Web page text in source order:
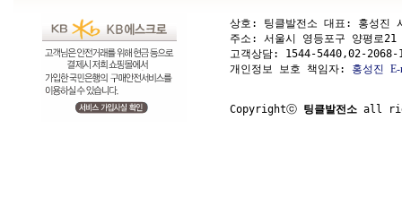
상호: 팅클발전소 대표: 홍성
주소: 서울시 영등포구 양평
고객상담: 1544-5440,02-
개인정보 보호 책임자: 홍성진
Copyrightⓒ 팅클발전소 all